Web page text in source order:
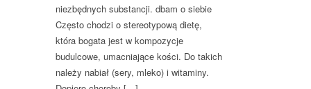
niezbędnych substancji. dbam o siebie
Często chodzi o stereotypową dietę,
która bogata jest w kompozycje
budulcowe, umacniające kości. Do takich
należy nabiał (sery, mleko) i witaminy.